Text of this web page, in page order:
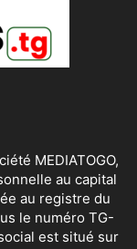
MEDIATOGO,
au capital
au registre du
le numéro TG-
est situé sur